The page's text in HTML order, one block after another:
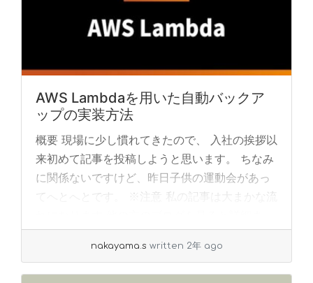
AWS Lambdaを用いた自動バックア
ップの実装方法
概要 現場に少し慣れてきたので、 入社の挨拶以
来初めて記事を投稿しようと思います。 ちなみ
に関係ないですけど、昨日子供の運動会があっ
てへとへとです。 ※注意 私の記事は大まかな流
nakayama.s written 2年 ago